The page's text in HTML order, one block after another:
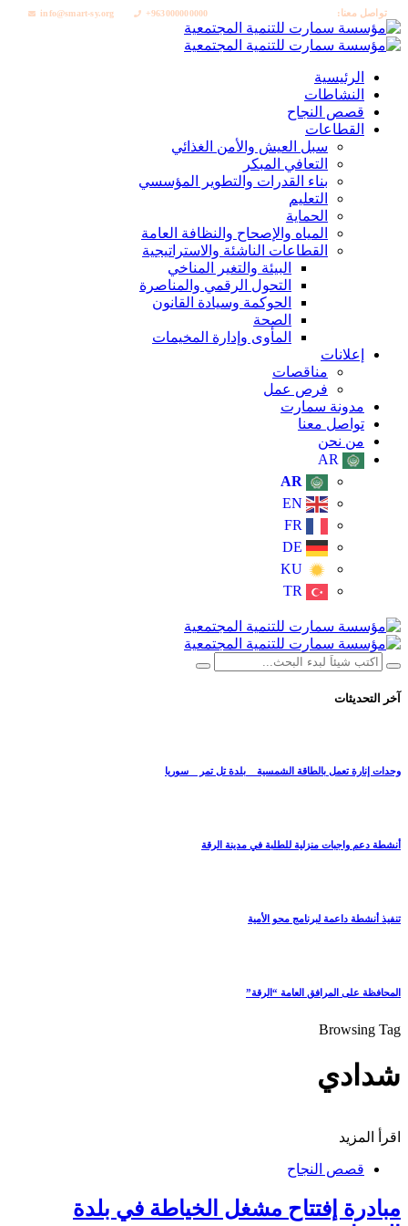
تواصل معنا: info@smart-sy.org +963000000000
الرئيسية
النشاطات
قصص النجاح
القطاعات
سبل العيش والأمن الغذائي
التعافي المبكر
بناء القدرات والتطوير المؤسسي
التعليم
الحماية
المياه والإصحاح والنظافة العامة
القطاعات الناشئة والاستراتيجية
البيئة والتغير المناخي
التحول الرقمي والمناصرة
الحوكمة وسيادة القانون
الصحة
المأوى وإدارة المخيمات
إعلانات
مناقصات
فرص عمل
مدونة سمارت
تواصل معنا
من نحن
AR
AR
EN
FR
DE
KU
TR
آخر التحديثات
وحدات إنارة تعمل بالطاقة الشمسية _ بلدة تل تمر _ سوريا
أنشطة دعم واجبات منزلية للطلبة في مدينة الرقة
تنفيذ أنشطة داعمة لبرنامج محو الأمية
المحافظة على المرافق العامة “الرقة”
Browsing Tag
شدادي
اقرأ المزيد
قصص النجاح
مبادرة إفتتاح مشغل الخياطة في بلدة